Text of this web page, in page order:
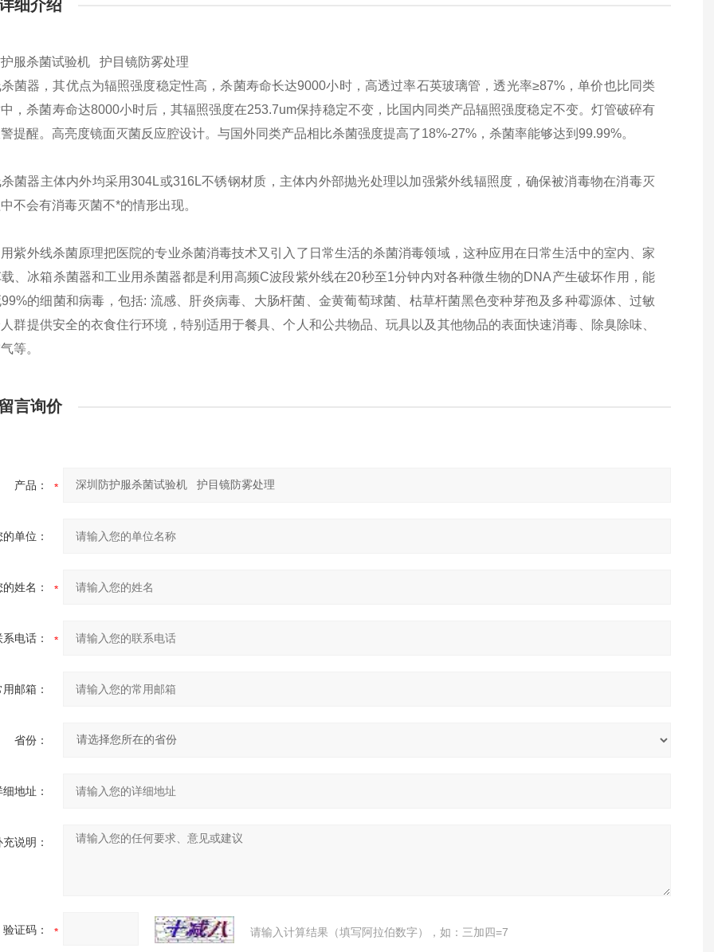
细介绍
服杀菌试验机 护目镜防雾处理
菌器，其优点为辐照强度稳定性高，杀菌寿命长达9000小时，高透过率石英玻璃管，透光率≥87%，单价也比同类
，杀菌寿命达8000小时后，其辐照强度在253.7um保持稳定不变，比国内同类产品辐照强度稳定不变。灯管破碎有
提醒。高亮度镜面灭菌反应腔设计。与国外同类产品相比杀菌强度提高了18%-27%，杀菌率能够达到99.99%。
菌器主体内外均采用304L或316L不锈钢材质，主体内外部抛光处理以加强紫外线辐照度，确保被消毒物在消毒灭
不会有消毒灭菌不*的情形出现。
紫外线杀菌原理把医院的专业杀菌消毒技术又引入了日常生活的杀菌消毒领域，这种应用在日常生活中的室内、家
、冰箱杀菌器和工业用杀菌器都是利用高频C波段紫外线在20秒至1分钟内对各种微生物的DNA产生破坏作用，能
的细菌和病毒，包括: 流感、肝炎病毒、大肠杆菌、金黄葡萄球菌、枯草杆菌黑色变种芽孢及多种霉源体、过敏
群提供安全的衣食住行环境，特别适用于餐具、个人和公共物品、玩具以及其他物品的表面快速消毒、除臭除味、
等。
言询价
产品：
的单位：
的姓名：
系电话：
用邮箱：
省份：
细地址：
充说明：
验证码： 请输入计算结果（填写阿拉伯数字），如：三加四=7